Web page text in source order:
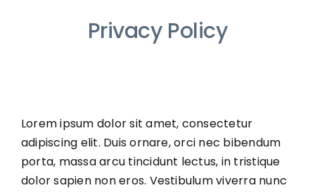
Privacy Policy
Lorem ipsum dolor sit amet, consectetur
adipiscing elit. Duis ornare, orci nec bibendum
porta, massa arcu tincidunt lectus, in tristique
dolor sapien non eros. Vestibulum viverra nunc